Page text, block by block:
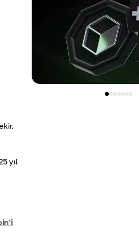
yıl